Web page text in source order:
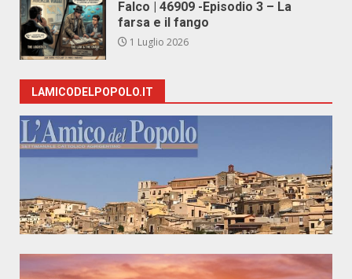
Falco | 46909 -Episodio 3 – La
farsa e il fango
1 Luglio 2026
LAMICODELPOPOLO.IT